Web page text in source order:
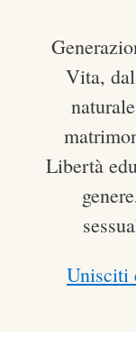
Vita,
Libertà
Unisciti